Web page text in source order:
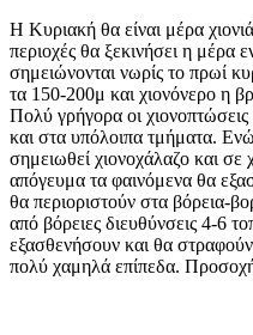
Η Κυριακή θα είναι μέρα
περιοχές θα ξεκινήσει η μέρα
σημειώνονται νωρίς το πρωί
τα 150-200μ και χιονόνερο η
Πολύ γρήγορα οι
και στα υπόλοιπα τμήματα.
σημειωθεί χιονοχάλαζο και
απόγευμα τα φαινόμενα θα
θα περιοριστούν στα βόρεια-
από βόρειες διευθύνσεις 4-6
εξασθενήσουν και θα
πολύ χαμηλά επίπεδα.